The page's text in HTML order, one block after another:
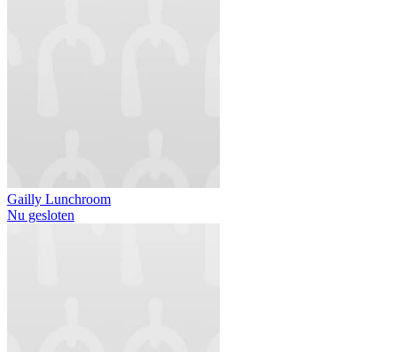
Gailly Lunchroom
Nu gesloten